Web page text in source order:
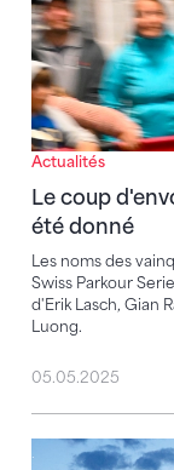
Actualités
Le coup
été donné
Les noms des
Swiss Parkour
d'Erik Lasch, Gian
Luong.
05.05.2025
5 conseils